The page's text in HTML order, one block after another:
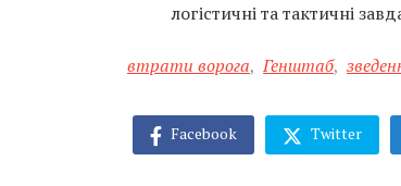
логістичні та тактичні
втрати ворога, Генштаб,
Facebook Twitter